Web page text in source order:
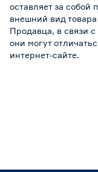
оставляет за собой
внешний вид
Продавца, в связи
они могут
интернет-сайте.